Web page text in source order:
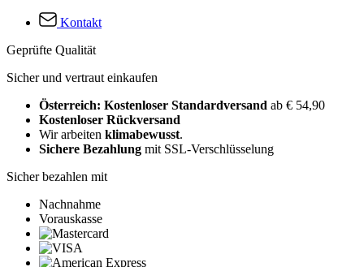
Kontakt
Geprüfte Qualität
Sicher und vertraut einkaufen
Österreich: Kostenloser Standardversand ab € 54,90
Kostenloser Rückversand
Wir arbeiten klimabewusst.
Sichere Bezahlung mit SSL-Verschlüsselung
Sicher bezahlen mit
Nachnahme
Vorauskasse